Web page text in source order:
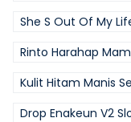
She S Out Of My
Rinto Harahap
Kulit Hitam Manis
Drop Enakeun V2